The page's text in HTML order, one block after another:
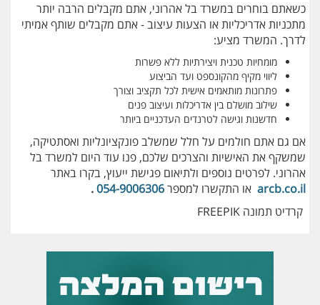
כשאתם בוחרים במשרד בל אהרוני, אתם מקבלים הרבה יותר
מתכניות אדריכליות או הצעות עיצוב - אתם מקבלים שותף אמיתי
לדרך. המשרד מציע:
מומחיות טכנית ויצירתיות ללא פשרות
ליווי מקיף מהקונספט ועד הביצוע
פתרונות מותאמים אישית לכל תקציב וצורך
שילוב מושלם בין אדריכלות ועיצוב פנים
חדשנות וגישה לטרנדים העדכניים ביותר
אם גם אתם חולמים על חלל שמשלב פונקציונליות ואסתטיקה,
שמשקף את האישיות והצרכים שלכם, פנו עוד היום למשרד בל
אהרוני. לפרטים נוספים ולתיאום פגישת ייעוץ, בקרו באתר
arcb.co.il או התקשרו למספר054-9006306
.
קרדיט תמונה FREEPIK